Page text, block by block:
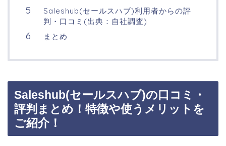
Saleshub(セールスハブ)利用者からの評
判・口コミ(出典：自社調査)
まとめ
Saleshub(セールスハブ)の口コミ・
評判まとめ！特徴や使うメリットを
ご紹介！